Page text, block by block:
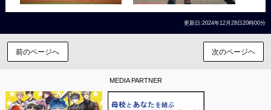
更新日:2024年12月28日20時00分
前のページへ 次のページヘ
MEDIA PARTNER